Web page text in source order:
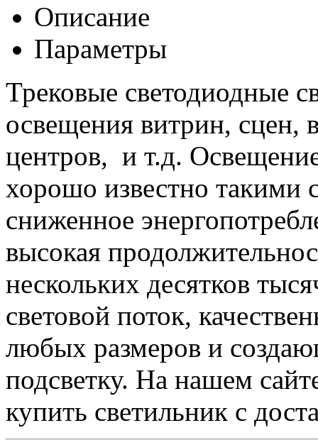
Описание
Параметры
Трековые светодиодные
освещения витрин, сцен,
центров, и т.д.
хорошо известно такими
сниженное
высокая
нескольких десятков
световой поток,
любых размеров и
подсветку. На нашем
купить светильник с